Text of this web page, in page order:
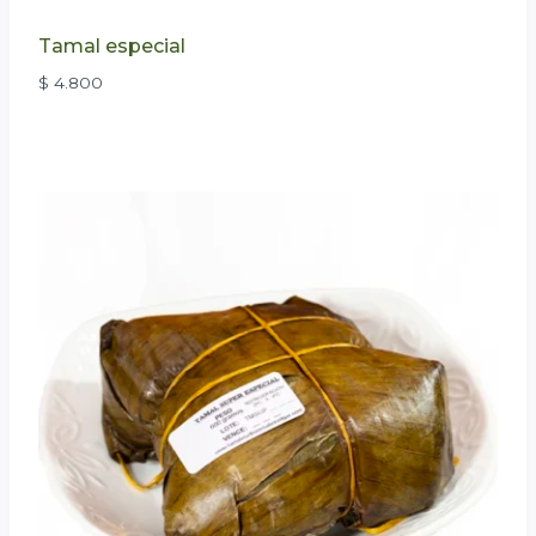
Tamal especial
$ 4.800